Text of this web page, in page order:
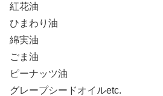
紅花油
ひまわり油
綿実油
ごま油
ピーナッツ油
グレープシードオイルetc.